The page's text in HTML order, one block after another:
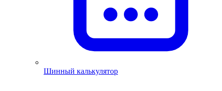
Шинный калькулятор